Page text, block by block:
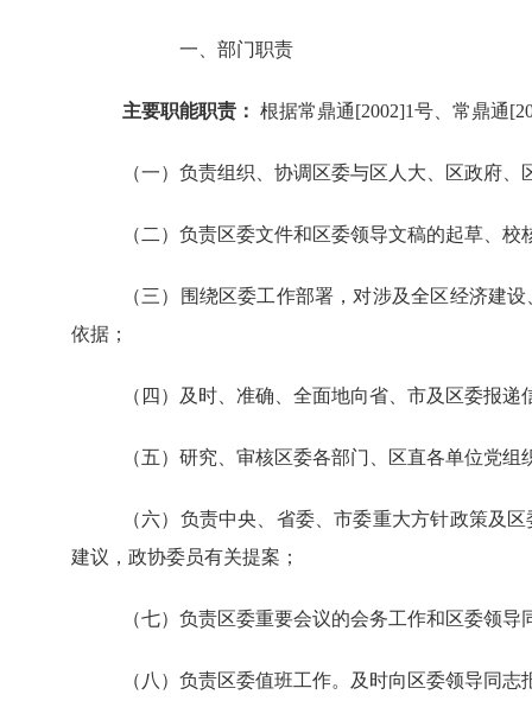
一、部门职责
主要职能职责： 根据常鼎通[2002]1号、常鼎通
（一）负责组织、协调区委与区人大、区政府
（二）负责区委文件和区委领导文稿的起草、校
（三）围绕区委工作部署，对涉及全区经济建
依据；
（四）及时、准确、全面地向省、市及区委报
（五）研究、审核区委各部门、区直各单位党
（六）负责中央、省委、市委重大方针政策及
建议，政协委员有关提案；
（七）负责区委重要会议的会务工作和区委领
（八）负责区委值班工作。及时向区委领导同